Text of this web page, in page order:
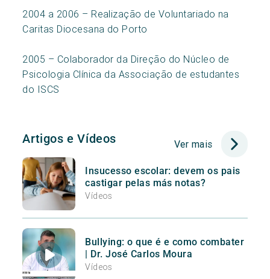
2004 a 2006 – Realização de Voluntariado na
Caritas Diocesana do Porto
2005 – Colaborador da Direção do Núcleo de
Psicologia Clínica da Associação de estudantes
do ISCS
Artigos e Vídeos Ver mais
Insucesso escolar: devem os pais
castigar pelas más notas?
Vídeos
Bullying: o que é e como combater
| Dr. José Carlos Moura
Vídeos